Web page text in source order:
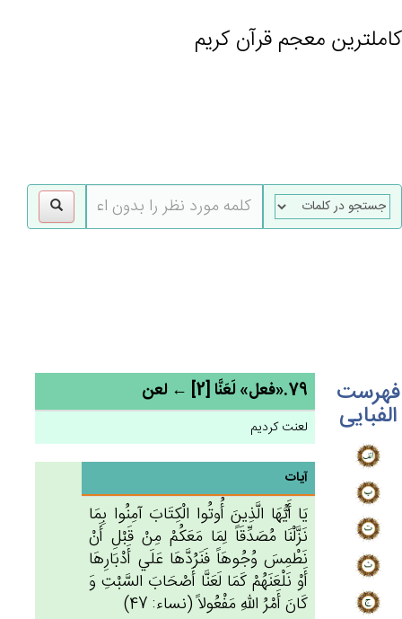
کاملترین معجم قرآن کریم
فهرست
الفبایی
79.«فعل» لَعَنَّا [2] ← لعن
لعنت کردیم
آیات
يَا أَيُّهَا الَّذِين‌َ أُوتُوا الْكِتَاب‌َ آمِنُوا بِمَا
نَزَّلْنَا مُصَدِّقَاً لِمَا مَعَكُمْ‌ مِنْ‌ قَبْل‌ِ أَنْ‌
نَطْمِس‌َ وُجُوهَاً فَنَرُدَّهَا عَلَي‌ أَدْبَارِهَا
أَوْ نَلْعَنَهُم‌ْ كَمَا لَعَنَّا أَصْحَاب‌َ السَّبْت‌ِ وَ
كَان‌َ أَمْرُ الله‌ِ مَفْعُولاً (نساء: 47)